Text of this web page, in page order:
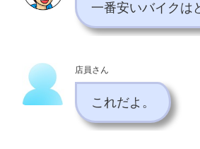
一番安いバイクは
店員さん
これだよ。